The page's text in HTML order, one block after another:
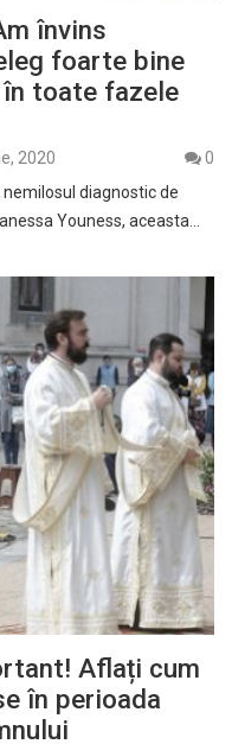
învins
foarte bine
toate fazele
2020
0
diagnostic de
Youness, aceasta…
Aflați cum
în perioada